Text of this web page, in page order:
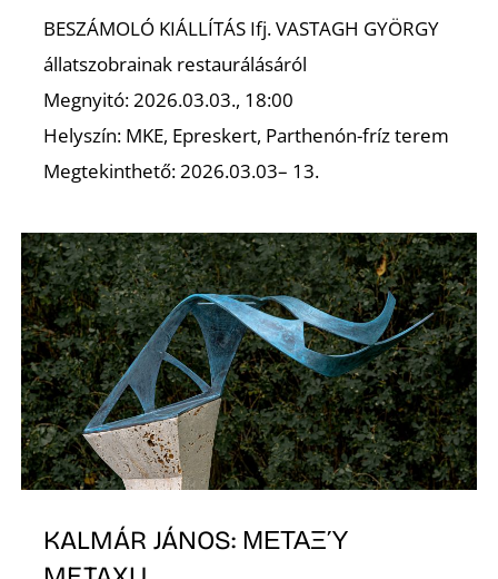
BESZÁMOLÓ KIÁLLÍTÁS Ifj. VASTAGH GYÖRGY
állatszobrainak restaurálásáról
Megnyitó: 2026.03.03., 18:00
Helyszín: MKE, Epreskert, Parthenón-fríz terem
Megtekinthető: 2026.03.03– 13.
KALMÁR JÁNOS: ΜΕΤΑΞΎ